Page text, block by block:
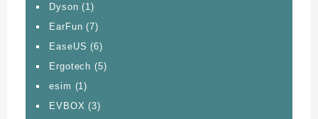
Dyson (1)
EarFun (7)
EaseUS (6)
Ergotech (5)
esim (1)
EVBOX (3)